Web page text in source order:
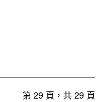
第 29 頁，共 29 頁